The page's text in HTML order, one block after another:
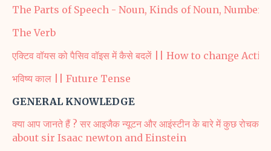
The Parts of Speech - Noun, Kinds of Noun,
The Verb
एक्टिव वॉयस को पैसिव वॉइस में कैसे बदलें || How to change
भविष्य काल || Future Tense
GENERAL KNOWLEDGE
क्या आप जानते हैं ? सर आइजैक न्यूटन और आइंस्टीन के बारे में कुछ
about sir Isaac newton and Einstein